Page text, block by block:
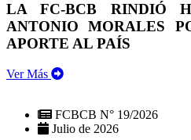
LA FC-BCB RINDIÓ
ANTONIO MORALES
APORTE AL PAÍS
Ver Más
FCBCB N° 19/2026
Julio de 2026